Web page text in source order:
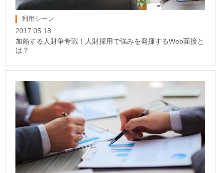
利用シーン
2017.05.18
加熱する人財争奪戦！人財採用で強みを発揮するWeb面接と
は？